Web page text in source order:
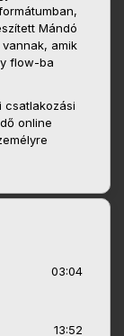
Mándó
amik
flow-ba
csatlakozási
online
03:04
13:52